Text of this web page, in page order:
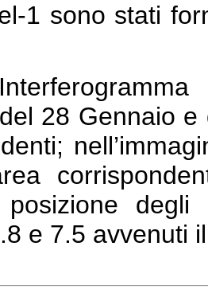
1 sono stati
28 Gennaio
e 7.5 avvenuti